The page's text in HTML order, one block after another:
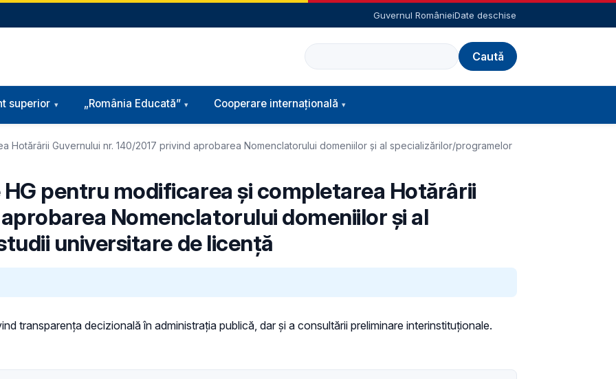
Guvernul RomânieiDate deschise
Caută
superior „România Educată” Cooperare internațională
Guvernului nr. 140/2017 privind aprobarea Nomenclatorului domeniilor şi al specializărilor/programelor
pentru modificarea şi completarea Hotărârii
Nomenclatorului domeniilor şi al
universitare de licență
transparența decizională în administrația publică, dar și a consultării preliminare interinstituționale.